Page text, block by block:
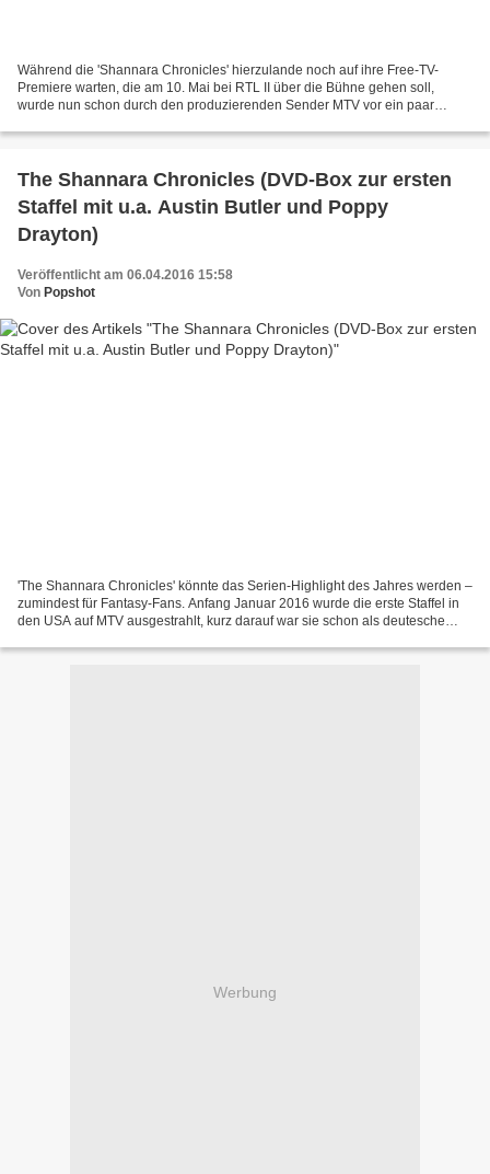
Während die 'Shannara Chronicles' hierzulande noch auf ihre Free-TV-
Premiere warten, die am 10. Mai bei RTL II über die Bühne gehen soll,
wurde nun schon durch den produzierenden Sender MTV vor ein paar
The Shannara Chronicles (DVD-Box zur ersten
Staffel mit u.a. Austin Butler und Poppy
Drayton)
Veröffentlicht am 06.04.2016 15:58
Von Popshot
'The Shannara Chronicles' könnte das Serien-Highlight des Jahres werden –
zumindest für Fantasy-Fans. Anfang Januar 2016 wurde die erste Staffel in
den USA auf MTV ausgestrahlt, kurz darauf war sie schon als deutesche
Werbung